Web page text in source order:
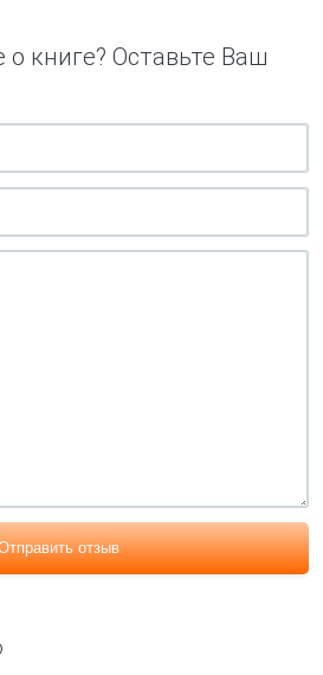
книге? Оставьте Ваш
отзыв